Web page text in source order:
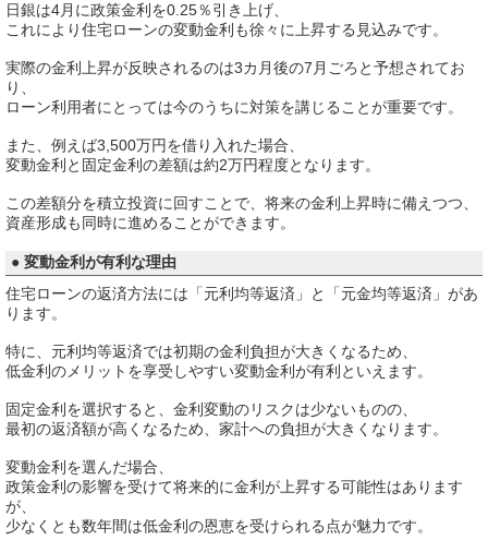
日銀は4月に政策金利を0.25％引き上げ、
これにより住宅ローンの変動金利も徐々に上昇する見込みです。
実際の金利上昇が反映されるのは3カ月後の7月ごろと予想されてお
り、
ローン利用者にとっては今のうちに対策を講じることが重要です。
また、例えば3,500万円を借り入れた場合、
変動金利と固定金利の差額は約2万円程度となります。
この差額分を積立投資に回すことで、将来の金利上昇時に備えつつ、
資産形成も同時に進めることができます。
● 変動金利が有利な理由
住宅ローンの返済方法には「元利均等返済」と「元金均等返済」があ
ります。
特に、元利均等返済では初期の金利負担が大きくなるため、
低金利のメリットを享受しやすい変動金利が有利といえます。
固定金利を選択すると、金利変動のリスクは少ないものの、
最初の返済額が高くなるため、家計への負担が大きくなります。
変動金利を選んだ場合、
政策金利の影響を受けて将来的に金利が上昇する可能性はあります
が、
少なくとも数年間は低金利の恩恵を受けられる点が魅力です。